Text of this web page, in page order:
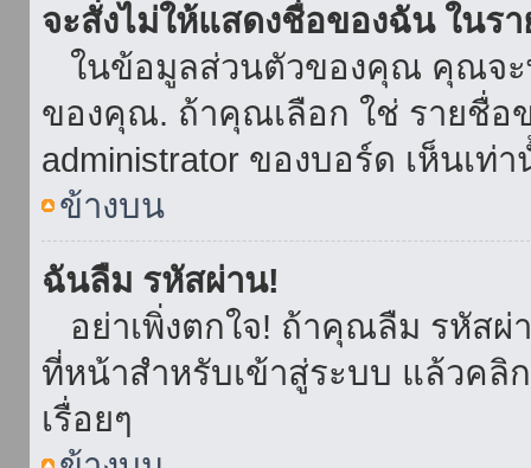
จะสั่งไม่ให้แสดงชื่อของฉัน ในร
ในข้อมูลส่วนตัวของคุณ คุณจะ
ของคุณ. ถ้าคุณเลือก ใช่ รายชื่
administrator ของบอร์ด เห็นเ
ข้างบน
ฉันลืม รหัสผ่าน!
อย่าเพิ่งตกใจ! ถ้าคุณลืม รหัสผ่
ที่หน้าสำหรับเข้าสู่ระบบ แล้วค
เรื่อยๆ